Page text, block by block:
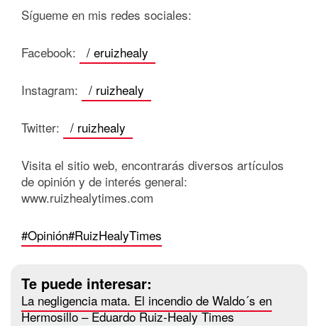
Sígueme en mis redes sociales:
Facebook: / eruizhealy
Instagram: / ruizhealy
Twitter: / ruizhealy
Visita el sitio web, encontrarás diversos artículos
de opinión y de interés general:
www.ruizhealytimes.com
#Opinión#RuizHealyTimes
Te puede interesar:
La negligencia mata. El incendio de Waldo´s en
Hermosillo – Eduardo Ruiz-Healy Times